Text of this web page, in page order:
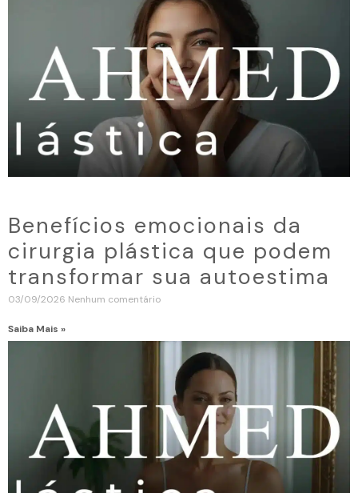
Benefícios emocionais da
cirurgia plástica que podem
transformar sua autoestima
03/09/2026 Nenhum comentário
Saiba Mais »